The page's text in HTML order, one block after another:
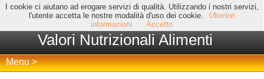
I cookie ci aiutano ad erogare servizi di qualità. Utilizzando i nostri servizi,
l'utente accetta le nostre modalità d'uso dei cookie.
Ulteriori
informazioni
Accetto
Valori Nutrizionali Alimenti
Menu >